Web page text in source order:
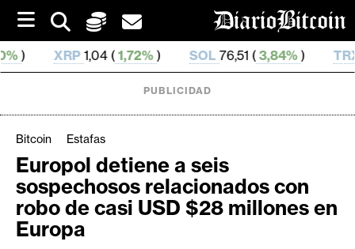
i
p
t
o
1,04 ( 1,72%) SOL76,51 ( 3,84%) TRX0,328 439 (
C
r
i
p
PUBLICIDAD
Bitcoin Estafas
Europol detiene a seis
sospechosos relacionados con
robo de casi USD $28 millones en
Europa